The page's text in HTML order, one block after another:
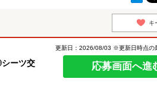
キ
ーツ交
更新日：2026/08/03 ※更新日時点の
応募画面へ進